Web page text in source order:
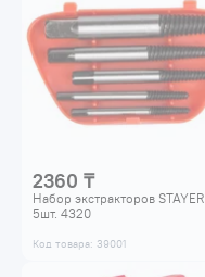
2360 ₸
Набор экстракторов STAYER
5шт. 4320
Код товара: 39001